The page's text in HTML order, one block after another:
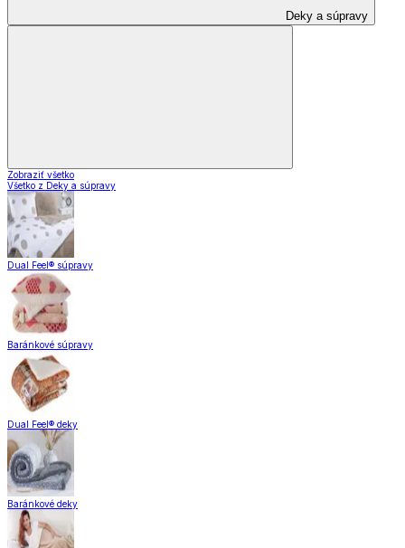
Deky a súpravy
Zobraziť všetko
Všetko z Deky a súpravy
Dual Feel® súpravy
Baránkové súpravy
Dual Feel® deky
Baránkové deky